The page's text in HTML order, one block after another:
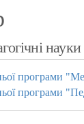
науки
програми
програми